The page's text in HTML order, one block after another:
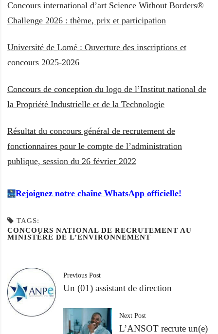
Concours international d’art Science Without Borders®
Challenge 2026 : thème, prix et participation
Université de Lomé : Ouverture des inscriptions et
concours 2025-2026
Concours de conception du logo de l’Institut national de
la Propriété Industrielle et de la Technologie
Résultat du concours général de recrutement de
fonctionnaires pour le compte de l’administration
publique, session du 26 février 2022
Rejoignez notre chaîne WhatsApp officielle!
TAGS:
CONCOURS NATIONAL DE RECRUTEMENT AU
MINISTÈRE DE L’ENVIRONNEMENT
Previous Post
Un (01) assistant de direction
Next Post
L’ANSOT recrute un(e)